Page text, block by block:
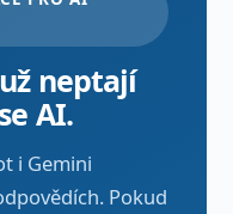
neptají
AI.
i Gemini
Pokud